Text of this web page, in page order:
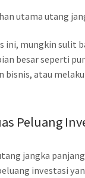
utama utang
ini, mungkin sulit
besar seperti
bisnis, atau
Peluang
jangka
investasi